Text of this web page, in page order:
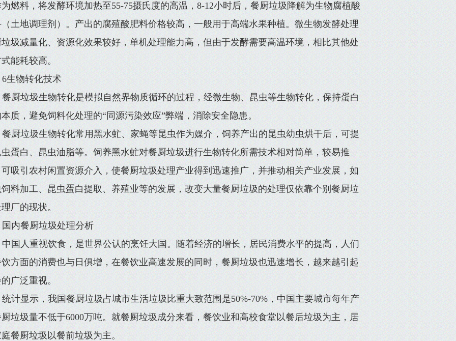
燃料，将发酵环境加热至55-75摄氏度的高温，8-12小时后，餐厨垃圾降解为生物腐植酸
土地调理剂）。产出的腐殖酸肥料价格较高，一般用于高端水果种植。微生物发酵处理
圾减量化、资源化效果较好，单机处理能力高，但由于发酵需要高温环境，相比其他处
能耗较高。
6生物转化技术
餐厨垃圾生物转化是模拟自然界物质循环的过程，经微生物、昆虫等生物转化，保持蛋白
质，避免饲料化处理的“同源污染效应”弊端，消除安全隐患。
餐厨垃圾生物转化常用黑水虻、家蝇等昆虫作为媒介，饲养产出的昆虫幼虫烘干后，可提
蛋白、昆虫油脂等。饲养黑水虻对餐厨垃圾进行生物转化所需技术相对简单，较易推
吸引农村闲置资源介入，使餐厨垃圾处理产业得到迅速推广，并推动相关产业发展，如
料加工、昆虫蛋白提取、养殖业等的发展，改变大量餐厨垃圾的处理仅依靠个别餐厨垃
厂的现状。
国内餐厨垃圾处理分析
中国人重视饮食，是世界公认的烹饪大国。随着经济的增长，居民消费水平的提高，人们
方面的消费也与日俱增，在餐饮业高速发展的同时，餐厨垃圾也迅速增长，越来越引起
广泛重视。
统计显示，我国餐厨垃圾占城市生活垃圾比重大致范围是50%-70%，中国主要城市每年产
垃圾量不低于6000万吨。就餐厨垃圾成分来看，餐饮业和高校食堂以餐后垃圾为主，居
餐厨垃圾以餐前垃圾为主。